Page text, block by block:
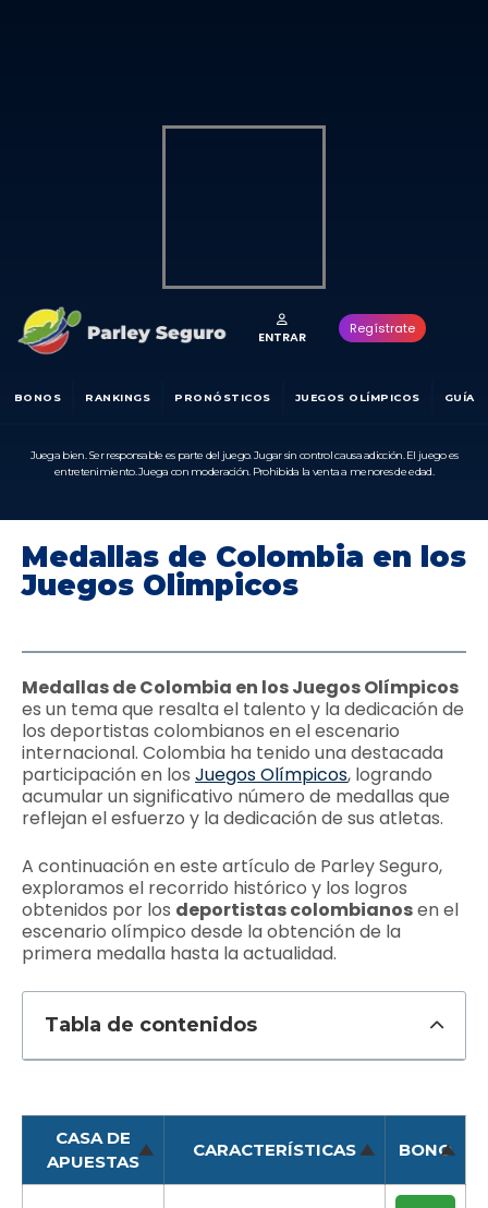
ENTRAR Regístrate
BONOS RANKINGS PRONÓSTICOS JUEGOS OLÍMPICOS GUÍA
Juega bien. Ser responsable es parte del juego. Jugar sin control causa adicción. El juego es
entretenimiento. Juega con moderación. Prohibida la venta a menores de edad.
Medallas de Colombia en los
Juegos Olimpicos
Medallas de Colombia en los Juegos Olímpicos
es un tema que resalta el talento y la dedicación de
los deportistas colombianos en el escenario
internacional. Colombia ha tenido una destacada
participación en los Juegos Olímpicos, logrando
acumular un significativo número de medallas que
reflejan el esfuerzo y la dedicación de sus atletas.
A continuación en este artículo de Parley Seguro,
exploramos el recorrido histórico y los logros
obtenidos por los deportistas colombianosen el
escenario olímpico desde la obtención de la
primera medalla hasta la actualidad.
Tabla de contenidos
CASA DE
APUESTAS
CARACTERÍSTICAS BONO